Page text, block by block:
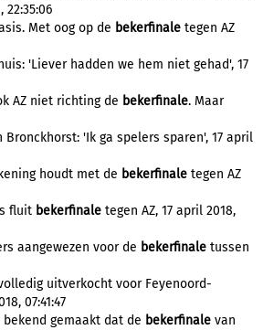
22:35:06
Met oog op de bekerfinale tegen AZ
'Liever hadden we hem niet gehad', 17
AZ niet richting de bekerfinale. Maar
Bronckhorst: 'Ik ga spelers sparen', 17 april
houdt met de bekerfinale tegen AZ
fluit bekerfinale tegen AZ, 17 april 2018,
aangewezen voor de bekerfinale tussen
uitverkocht voor Feyenoord-
07:41:47
gemaakt dat de bekerfinale van